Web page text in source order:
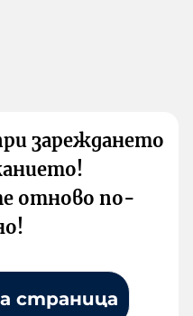
зареждането
отново по-
страница